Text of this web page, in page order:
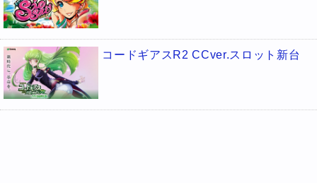
コードギアスR2 CCver.スロット新台